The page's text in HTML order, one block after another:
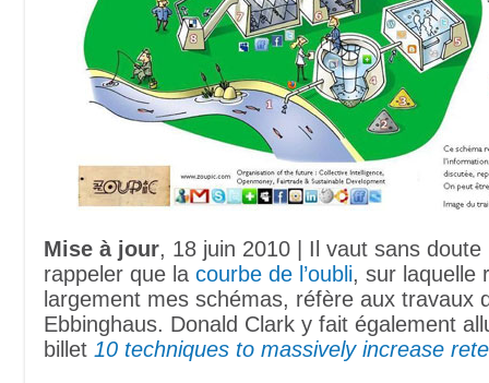
Mise à jour, 18 juin 2010 | Il vaut sans doute
rappeler que la courbe de l’oubli, sur laquelle
largement mes schémas, réfère aux travaux
Ebbinghaus. Donald Clark y fait également
billet 10 techniques to massively increase